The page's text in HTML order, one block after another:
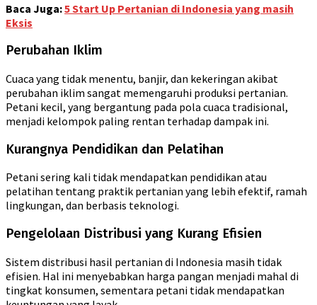
Baca Juga:5 Start Up Pertanian di Indonesia yang masih
Eksis
Perubahan Iklim
Cuaca yang tidak menentu, banjir, dan kekeringan akibat
perubahan iklim sangat memengaruhi produksi pertanian.
Petani kecil, yang bergantung pada pola cuaca tradisional,
menjadi kelompok paling rentan terhadap dampak ini.
Kurangnya Pendidikan dan Pelatihan
Petani sering kali tidak mendapatkan pendidikan atau
pelatihan tentang praktik pertanian yang lebih efektif, ramah
lingkungan, dan berbasis teknologi.
Pengelolaan Distribusi yang Kurang Efisien
Sistem distribusi hasil pertanian di Indonesia masih tidak
efisien. Hal ini menyebabkan harga pangan menjadi mahal di
tingkat konsumen, sementara petani tidak mendapatkan